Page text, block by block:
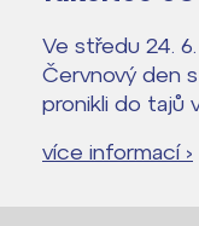
Ve středu 24.
Červnový den
pronikli do tajů
více informací ›